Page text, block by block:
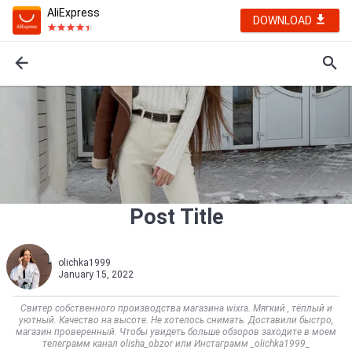
AliExpress
DOWNLOAD
Post Title
olichka1999
January 15, 2022
Свитер собственного производства магазина wixra. Мягкий , тёплый и
уютный. Качество на высоте. Не хотелось снимать. Доставили быстро,
магазин проверенный. Чтобы увидеть больше обзоров заходите в моем
телеграмм канал olisha_obzor или Инстаграмм _olichka1999_